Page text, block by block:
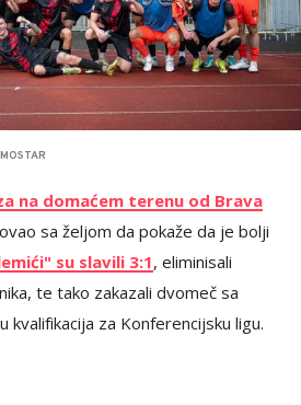
na domaćem terenu od Brava
sa željom da pokaže da je bolji
su slavili 3:1, eliminisali
te tako zakazali dvomeč sa
kvalifikacija za Konferencijsku ligu.